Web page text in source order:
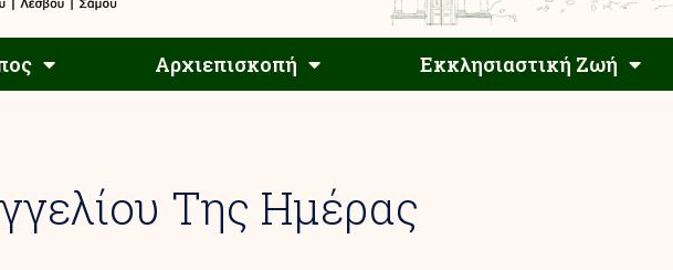
Αρχιεπισκοπή Εκκλησιαστική Ζωή
Της Ημέρας